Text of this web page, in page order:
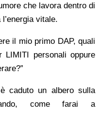
che lavora dentro di
vitale.
il mio primo DAP, quali
personali oppure
caduto un albero sulla
come farai a